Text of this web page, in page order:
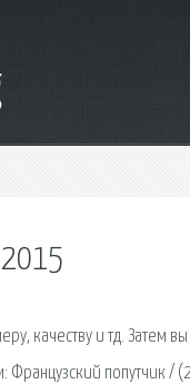
качеству и тд. Затем
Французский попутчик